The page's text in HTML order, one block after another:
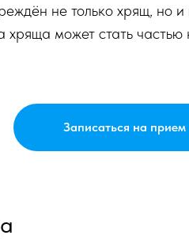
не только хрящ, но
может стать частью
Записаться на прием